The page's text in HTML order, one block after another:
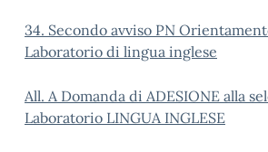
34. Secondo avviso PN
Laboratorio di lingua inglese
All. A Domanda di ADESIONE alla
Laboratorio LINGUA INGLESE